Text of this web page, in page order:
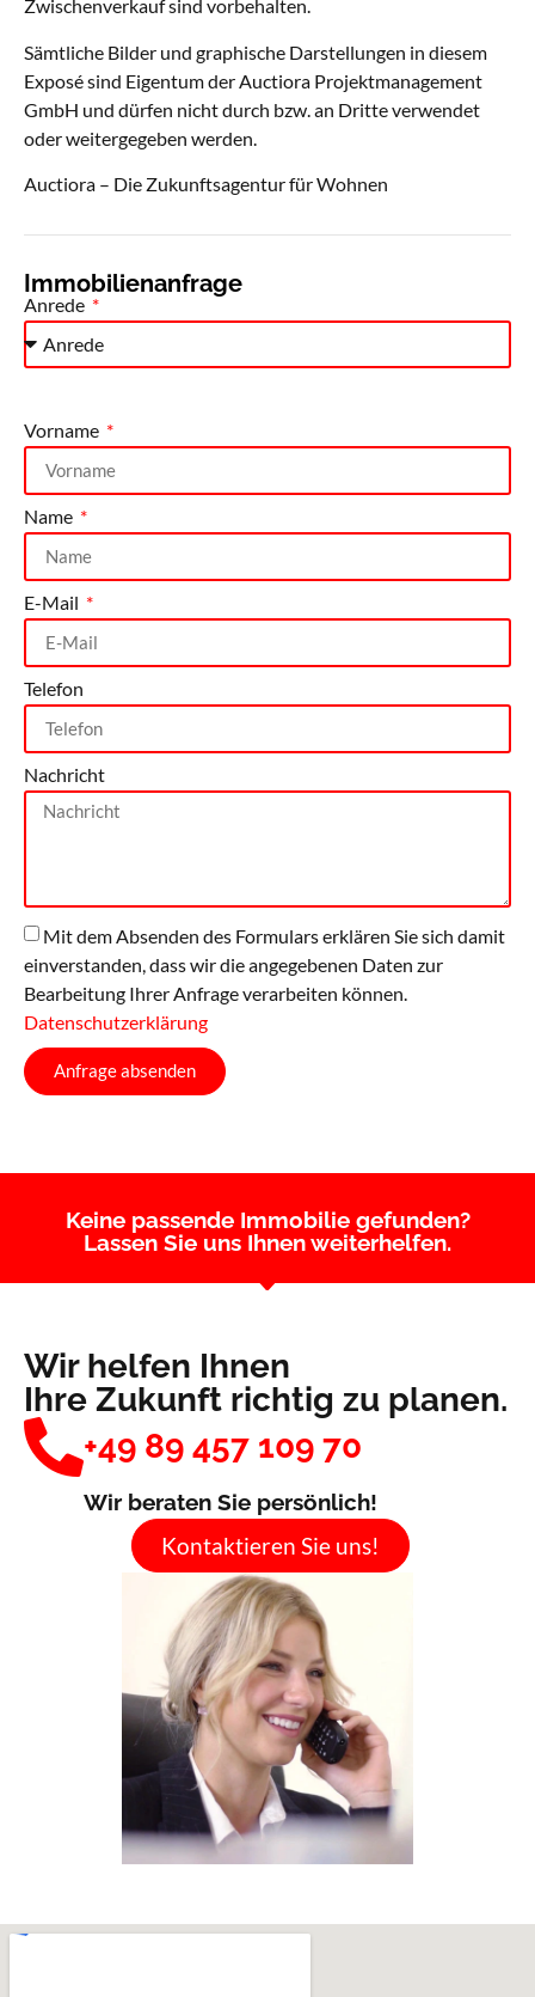
Zwischenverkauf sind vorbehalten.
Sämtliche Bilder und graphische Darstellungen in diesem
Exposé sind Eigentum der Auctiora Projektmanagement
GmbH und dürfen nicht durch bzw. an Dritte verwendet
oder weitergegeben werden.
Auctiora – Die Zukunftsagentur für Wohnen
Immobilienanfrage
Anrede
Vorname
Name
E-Mail
Telefon
Nachricht
Mit dem Absenden des Formulars erklären Sie sich damit
einverstanden, dass wir die angegebenen Daten zur
Bearbeitung Ihrer Anfrage verarbeiten können.
Datenschutzerklärung
Anfrage absenden
Keine passende Immobilie gefunden?
Lassen Sie uns Ihnen weiterhelfen.
Wir helfen Ihnen
Ihre Zukunft richtig zu planen.
+49 89 457 109 70
Wir beraten Sie persönlich!
Kontaktieren Sie uns!